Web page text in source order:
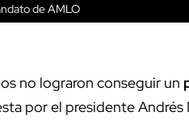
de AMLO
no lograron conseguir un
por el presidente Andrés